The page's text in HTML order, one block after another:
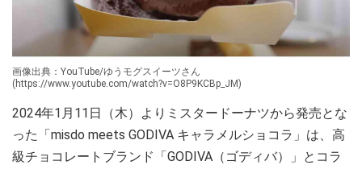
画像出典：YouTube/ゆうモグスイーツさん
(https://www.youtube.com/watch?v=O8P9KCBp_JM)
2024年1月11日（木）よりミスタードーナツから発売とな
った「misdo meets GODIVA キャラメルショコラ」は、高
級チョコレートブランド「GODIVA（ゴディバ）」とコラ